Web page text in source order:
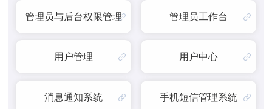
管理员与后台权限管理 管理员工作台
用户管理 用户中心
消息通知系统 手机短信管理系统